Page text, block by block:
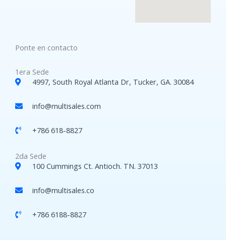
Ponte en contacto
1era Sede
4997, South Royal Atlanta Dr, Tucker, GA. 30084 ​
info@multisales.com​
+786 618-8827
2da Sede
100 Cummings Ct. Antioch. TN. 37013
info@multisales.co​
+786 6188-8827